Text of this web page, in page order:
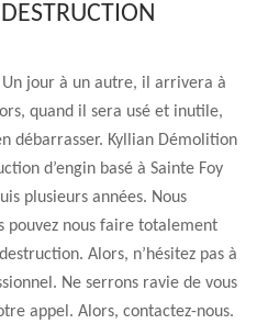
Un jour à un autre, il arrivera à
quand il sera usé et inutile,
débarrasser. Kyllian Démolition
d’engin basé à Sainte Foy
plusieurs années. Nous
pouvez nous faire totalement
Alors, n’hésitez pas à
Ne serrons ravie de vous
appel. Alors, contactez-nous.